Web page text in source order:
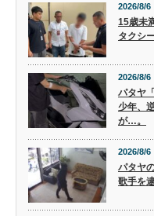
2026/8/6
15歳未
タクシ
2026/8/6
パタヤ
少年、
が…。
2026/8/6
パタヤ
歌手を